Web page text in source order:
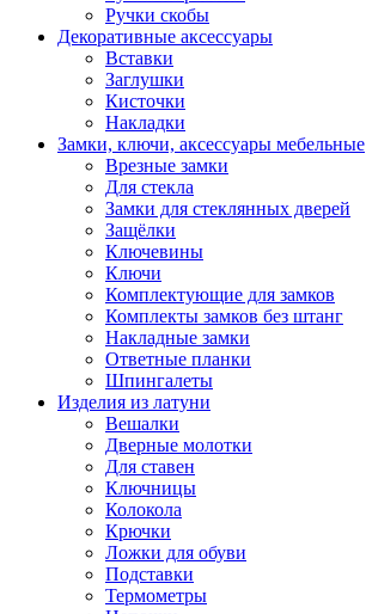
Ручки скобы
Декоративные аксессуары
Вставки
Заглушки
Кисточки
Накладки
Замки, ключи, аксессуары мебельные
Врезные замки
Для стекла
Замки для стеклянных дверей
Защёлки
Ключевины
Ключи
Комплектующие для замков
Комплекты замков без штанг
Накладные замки
Ответные планки
Шпингалеты
Изделия из латуни
Вешалки
Дверные молотки
Для ставен
Ключницы
Колокола
Крючки
Ложки для обуви
Подставки
Термометры